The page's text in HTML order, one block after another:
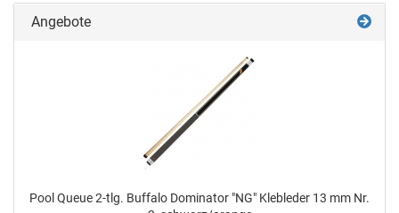
Angebote
Pool Queue 2-tlg. Buf­fa­lo Do­mi­na­tor "NG" Kle­b­le­der 13 mm Nr.